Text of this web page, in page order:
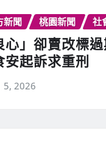
新聞 桃園新聞 社
心」卻賣改標
起訴求重刑
5, 2026